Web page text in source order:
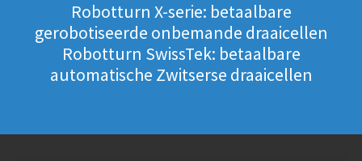
Robotturn X-serie: betaalbare
gerobotiseerde onbemande draaicellen
Robotturn SwissTek: betaalbare
automatische Zwitserse draaicellen